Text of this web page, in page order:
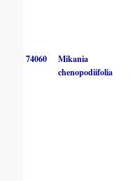
74060
Mikania
chenopodiifolia